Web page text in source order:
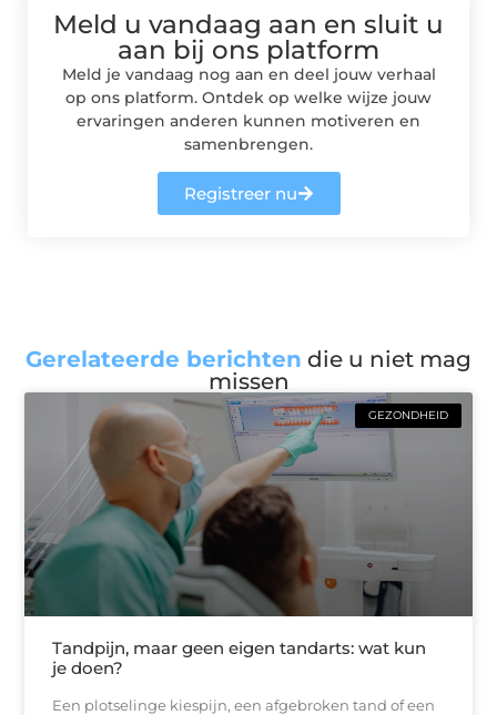
Meld u vandaag aan en sluit u
aan bij ons platform
Meld je vandaag nog aan en deel jouw verhaal
op ons platform. Ontdek op welke wijze jouw
ervaringen anderen kunnen motiveren en
samenbrengen.
Registreer nu
Gerelateerde berichten die u niet mag
missen
GEZONDHEID
Tandpijn, maar geen eigen tandarts: wat kun
je doen?
Een plotselinge kiespijn, een afgebroken tand of een